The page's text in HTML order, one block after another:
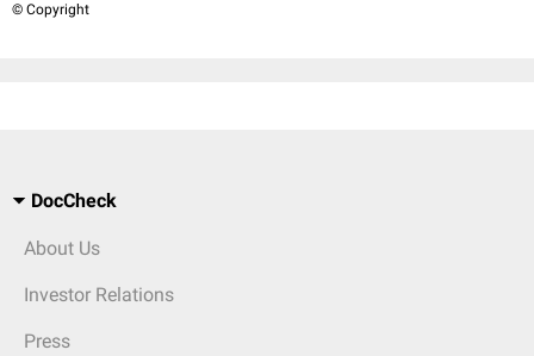
© Copyright
DocCheck
About Us
Investor Relations
Press